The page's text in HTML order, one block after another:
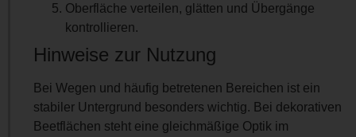
Oberfläche verteilen, glätten und Übergänge
kontrollieren.
Hinweise zur Nutzung
Bei Wegen und häufig betretenen Bereichen ist ein
stabiler Untergrund besonders wichtig. Bei dekorativen
Beetflächen steht eine gleichmäßige Optik im